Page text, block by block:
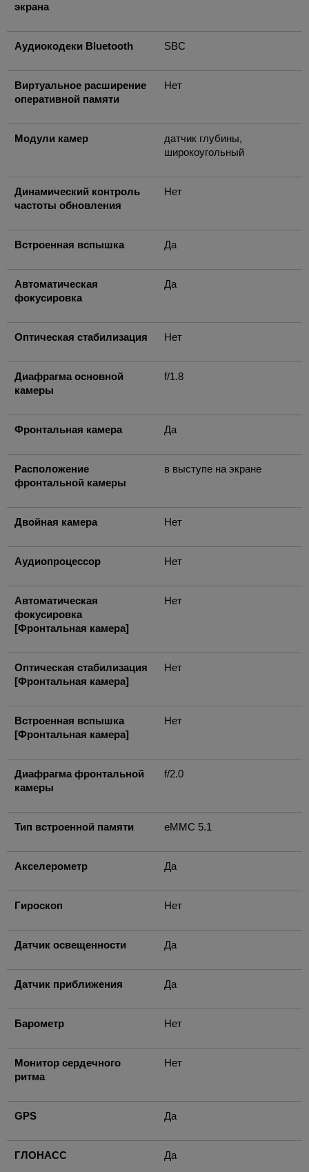
экрана
Аудиокодеки Bluetooth SBC
Виртуальное расширение
оперативной памяти
Нет
Модули камер
датчик глубины,
широкоугольный
Динамический контроль
частоты обновления
Нет
Встроенная вспышка Да
Автоматическая
фокусировка
Да
Оптическая стабилизация Нет
Диафрагма основной
камеры
f/1.8
Фронтальная камера Да
Расположение
фронтальной камеры
в выступе на экране
Двойная камера Нет
Аудиопроцессор Нет
Автоматическая
фокусировка
[Фронтальная камера]
Нет
Оптическая стабилизация
[Фронтальная камера]
Нет
Встроенная вспышка
[Фронтальная камера]
Нет
Диафрагма фронтальной
камеры
f/2.0
Тип встроенной памяти eMMC 5.1
Акселерометр Да
Гироскоп Нет
Датчик освещенности Да
Датчик приближения Да
Барометр Нет
Монитор сердечного
ритма
Нет
GPS Да
ГЛОНАСС Да